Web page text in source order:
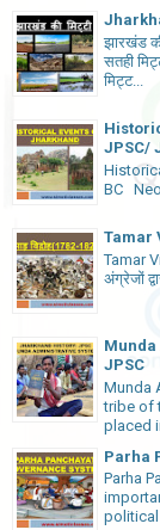
झारखंड
सतही
मिट्ट...
JPSC/
BC
Tamar
Tamar
अंग्रेजों
JPSC
Munda
tribe of
placed
Parha
Parha
political